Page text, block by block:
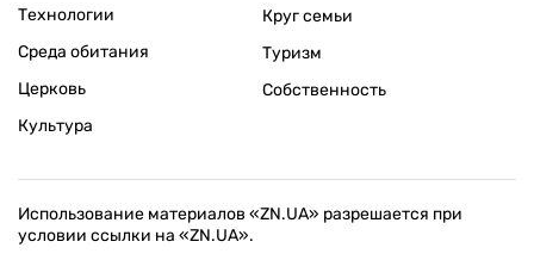
Технологии
Среда обитания
Церковь
Культура
Круг семьи
Туризм
Собственность
Использование материалов «ZN.UA» разрешается при
условии ссылки на «ZN.UA».